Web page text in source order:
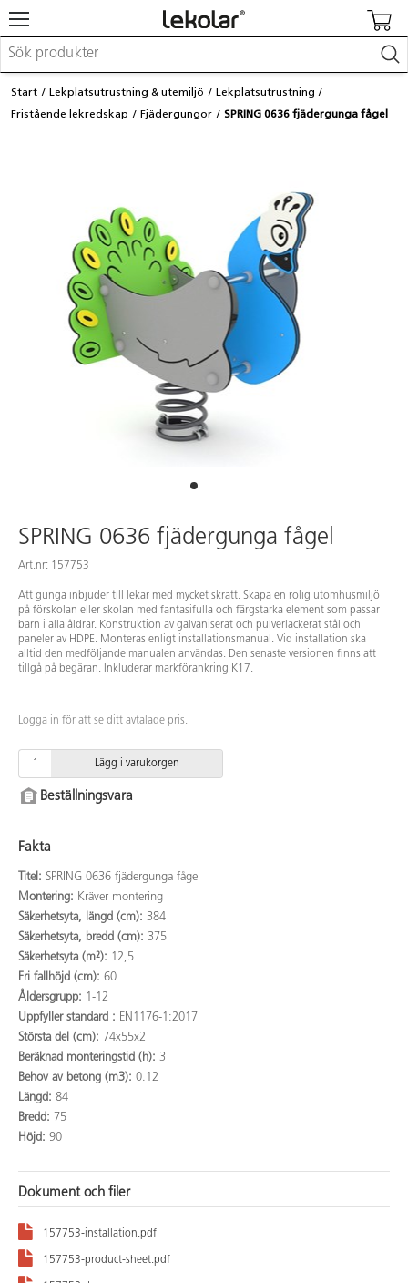
Möbler & inredning
Lekplatsutrustning & utemiljö
Logga in / Registrera dig
Hitta din säljare
Kontakta Lekolar
Start Lekplatsutrustning & utemiljö
Lekplatsutrustning
Fristående lekredskap
Fjädergungor SPRING 0636 fjädergunga fågel
SPRING 0636 fjädergunga fågel
Art.nr: 157753
Att gunga inbjuder till lekar med mycket skratt. Skapa en rolig utomhusmiljö
på förskolan eller skolan med fantasifulla och färgstarka element som passar
barn i alla åldrar. Konstruktion av galvaniserat och pulverlackerat stål och
paneler av HDPE. Monteras enligt installationsmanual. Vid installation ska
alltid den medföljande manualen användas. Den senaste versionen finns att
tillgå på begäran. Inkluderar markförankring K17.
Logga in för att se ditt avtalade pris.
Lägg i varukorgen
Beställningsvara
Fakta
Titel: SPRING 0636 fjädergunga fågel
Montering: Kräver montering
Säkerhetsyta, längd (cm): 384
Säkerhetsyta, bredd (cm): 375
Säkerhetsyta (m²): 12,5
Fri fallhöjd (cm): 60
Åldersgrupp: 1-12
Uppfyller standard : EN1176-1:2017
Största del (cm): 74x55x2
Beräknad monteringstid (h): 3
Behov av betong (m3): 0.12
Längd: 84
Bredd: 75
Höjd: 90
Dokument och filer
157753-installation.pdf
157753-product-sheet.pdf